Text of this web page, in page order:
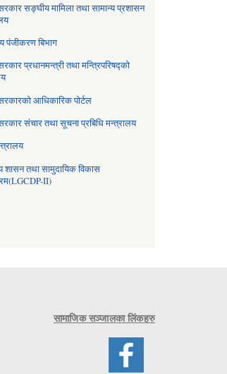
सङ्घीय मामिला तथा सामान्य प्रशासन
पंजीकरण बिभाग
प्रधानमन्त्री तथा मन्त्रिपरिषद्को
आधिकारिक पोर्टल
संचार तथा सूचना प्रबिधि मन्त्रालय
शासन तथा सामुदायिक विकास
II)
सामाजिक सञ्जालका लिंकहरु